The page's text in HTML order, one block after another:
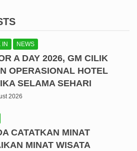
IN NEWS
A DAY 2026, GM CILIK
OPERASIONAL HOTEL
SELAMA SEHARI
2026
CATATKAN MINAT
MINAT WISATA